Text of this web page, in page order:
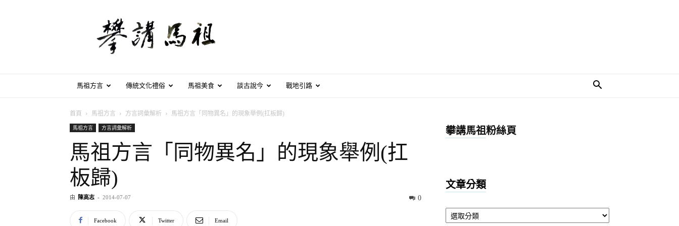
馬祖方言 傳統文化禮俗 馬祖美食 談古說今 戰地引路
首頁 馬祖方言 方言詞彙解析
馬祖方言「同物異名」的現象舉例(扛板歸)
馬祖方言
方言詞彙解析
馬祖方言「同物異名」的現象舉例(扛
板歸)
由 陳高志 - 2014-07-07 0
Facebook Twitter Email
攀講馬祖粉絲頁
文章分類
文
章